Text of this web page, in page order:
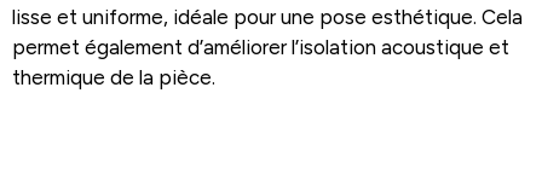
lisse et uniforme, idéale pour une pose esthétique. Cela
permet également d’améliorer l’isolation acoustique et
thermique de la pièce.